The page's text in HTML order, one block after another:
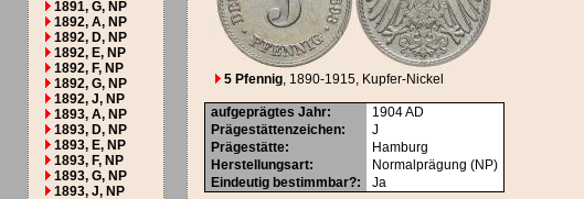
1891, G, NP
1892, A, NP
1892, D, NP
1892, E, NP
1892, F, NP
1892, G, NP
1892, J, NP
1893, A, NP
1893, D, NP
1893, E, NP
1893, F, NP
1893, G, NP
1893, J, NP
5 Pfennig, 1890-1915, Kupfer-Nickel
aufgeprägtes Jahr: 1904AD
Prägestättenzeichen:
J
Prägestätte:
Hamburg
Herstellungsart:
Normalprägung (NP)
Eindeutig bestimmbar?: Ja